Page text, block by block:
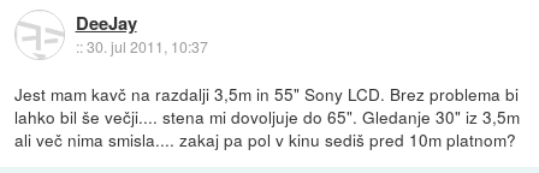
DeeJay
::30. jul 2011, 10:37
Jest mam kavč na razdalji 3,5m in 55" Sony LCD. Brez problema bi
lahko bil še večji.... stena mi dovoljuje do 65". Gledanje 30" iz 3,5m
ali več nima smisla.... zakaj pa pol v kinu sediš pred 10m platnom?